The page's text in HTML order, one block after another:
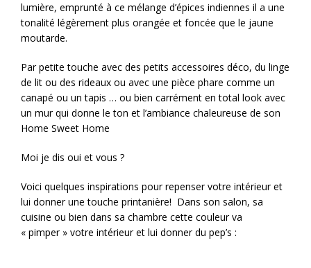
lumière, emprunté à ce mélange d’épices indiennes il a une
tonalité légèrement plus orangée et foncée que le jaune
moutarde.
Par petite touche avec des petits accessoires déco, du linge
de lit ou des rideaux ou avec une pièce phare comme un
canapé ou un tapis … ou bien carrément en total look avec
un mur qui donne le ton et l’ambiance chaleureuse de son
Home Sweet Home
Moi je dis oui et vous ?
Voici quelques inspirations pour repenser votre intérieur et
lui donner une touche printanière! Dans son salon, sa
cuisine ou bien dans sa chambre cette couleur va
« pimper » votre intérieur et lui donner du pep’s :